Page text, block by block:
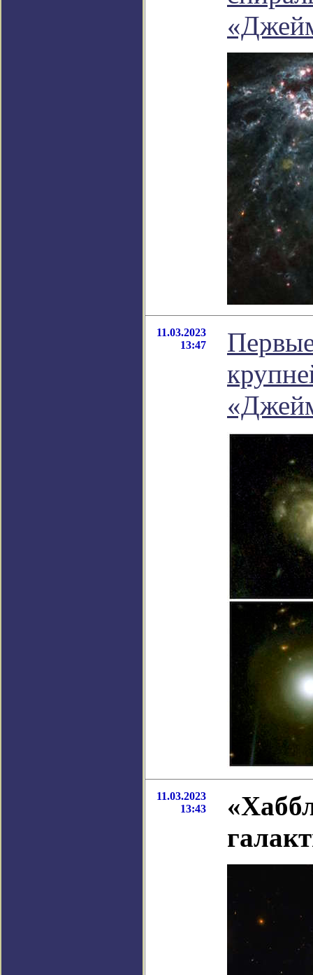
11.03.2023
13:47
11.03.2023
13:43